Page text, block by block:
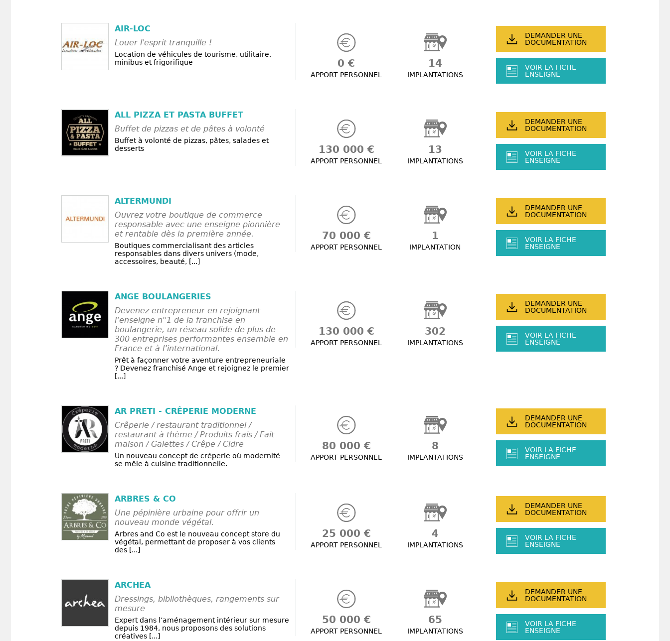
AIR-LOC
Louer l'esprit tranquille !
Location de véhicules de tourisme, utilitaire,
minibus et frigorifique
0 €
APPORT PERSONNEL
14
IMPLANTATIONS
DEMANDER UNE
DOCUMENTATION
VOIR LA FICHE
ENSEIGNE
ALL PIZZA ET PASTA BUFFET
Buffet de pizzas et de pâtes à volonté
Buffet à volonté de pizzas, pâtes, salades et
desserts
130 000 €
APPORT PERSONNEL
13
IMPLANTATIONS
DEMANDER UNE
DOCUMENTATION
VOIR LA FICHE
ENSEIGNE
ALTERMUNDI
Ouvrez votre boutique de commerce
responsable avec une enseigne pionnière
et rentable dès la première année.
Boutiques commercialisant des articles
responsables dans divers univers (mode,
accessoires, beauté, [...]
70 000 €
APPORT PERSONNEL
1
IMPLANTATION
DEMANDER UNE
DOCUMENTATION
VOIR LA FICHE
ENSEIGNE
ANGE BOULANGERIES
Devenez entrepreneur en rejoignant
l’enseigne n°1 de la franchise en
boulangerie, un réseau solide de plus de
300 entreprises performantes ensemble en
France et à l’international.
Prêt à façonner votre aventure entrepreneuriale
? Devenez franchisé Ange et rejoignez le premier
[...]
130 000 €
APPORT PERSONNEL
302
IMPLANTATIONS
DEMANDER UNE
DOCUMENTATION
VOIR LA FICHE
ENSEIGNE
AR PRETI - CRÊPERIE MODERNE
Crêperie / restaurant traditionnel /
restaurant à thème / Produits frais / Fait
maison / Galettes / Crêpe / Cidre
Un nouveau concept de crêperie où modernité
se mêle à cuisine traditionnelle.
80 000 €
APPORT PERSONNEL
8
IMPLANTATIONS
DEMANDER UNE
DOCUMENTATION
VOIR LA FICHE
ENSEIGNE
ARBRES & CO
Une pépinière urbaine pour offrir un
nouveau monde végétal.
Arbres and Co est le nouveau concept store du
végétal, permettant de proposer à vos clients
des [...]
25 000 €
APPORT PERSONNEL
4
IMPLANTATIONS
DEMANDER UNE
DOCUMENTATION
VOIR LA FICHE
ENSEIGNE
ARCHEA
Dressings, bibliothèques, rangements sur
mesure
Expert dans l’aménagement intérieur sur mesure
depuis 1984, nous proposons des solutions
créatives [...]
50 000 €
APPORT PERSONNEL
65
IMPLANTATIONS
DEMANDER UNE
DOCUMENTATION
VOIR LA FICHE
ENSEIGNE